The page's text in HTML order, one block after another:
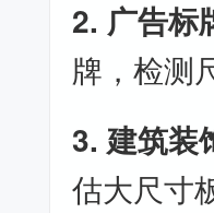
2. 广告标
牌，检测
3. 建筑装
估大尺寸